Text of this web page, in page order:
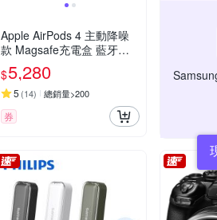
Apple AirPods 4 主動降噪
款 Magsafe充電盒 藍牙耳
機
$5,280
5 (14) 總銷量>200
券